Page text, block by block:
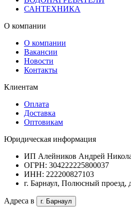
САНТЕХНИКА
О компании
О компании
Вакансии
Новости
Контакты
Клиентам
Оплата
Доставка
Оптовикам
Юридическая информация
ИП Алейников Андрей
ОГРН: 304222225800037
ИНН: 222200827103
г. Барнаул, Полюсный проезд,
Адреса в г. Барнаул